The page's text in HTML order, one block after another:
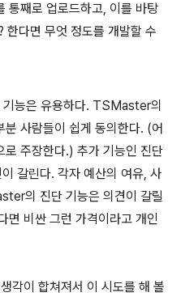
째로 업로드하고, 이를 바탕
한다면 무엇 정도를 개발할 수
능은 유용하다. TSMaster의
사람들이 쉽게 동의한다. (어
로 주장한다.) 추가 기능인 진단
갈린다. 각자 예산의 여유, 사
의 진단 기능은 의견이 갈릴
면 비싼 그런 가격이라고 개인
각이 합쳐져서 이 시도를 해 볼